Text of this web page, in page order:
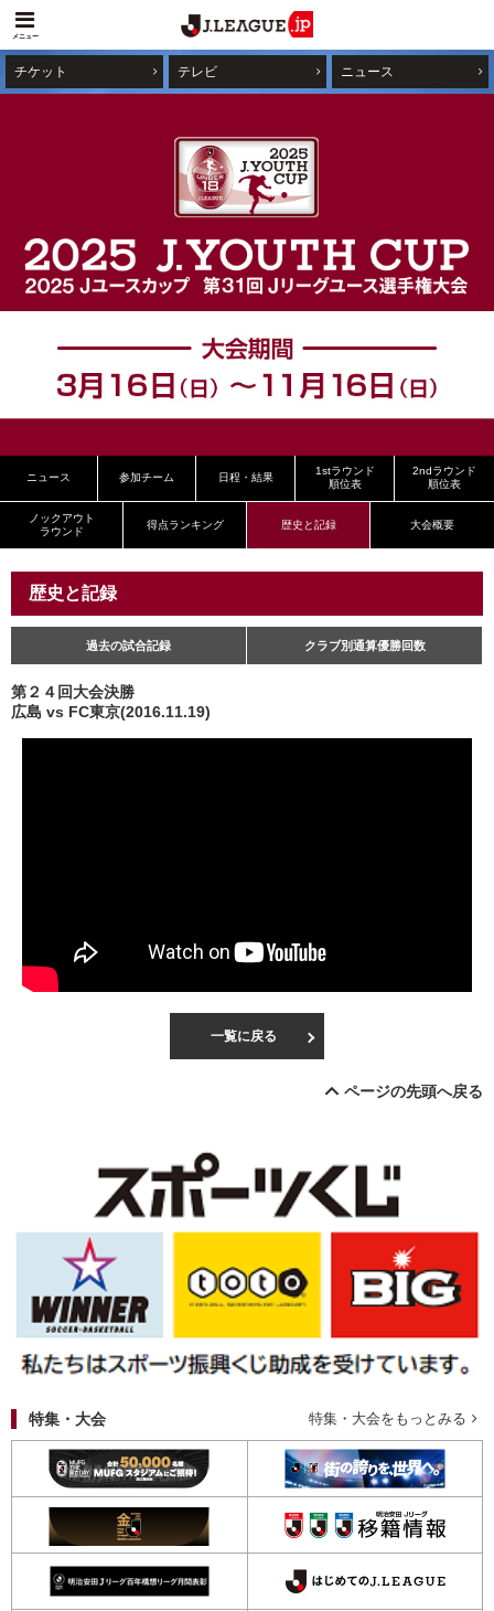
メニュー
チケット テレビ ニュース
ニュース 参加チーム 日程・結果
1stラウンド
順位表
2ndラウンド
順位表
ノックアウト
ラウンド
得点ランキング 歴史と記録 大会概要
歴史と記録
過去の試合記録 クラブ別通算優勝回数
第２４回大会決勝
広島 vs FC東京(2016.11.19)
一覧に戻る
ページの先頭へ戻る
特集・大会 特集・大会をもっとみる